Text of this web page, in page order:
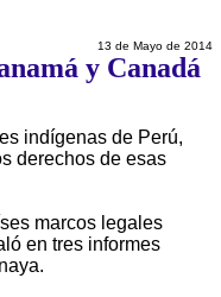
13 de Mayo de 2014
y Canadá
indígenas de Perú,
derechos de esas
marcos legales
en tres informes